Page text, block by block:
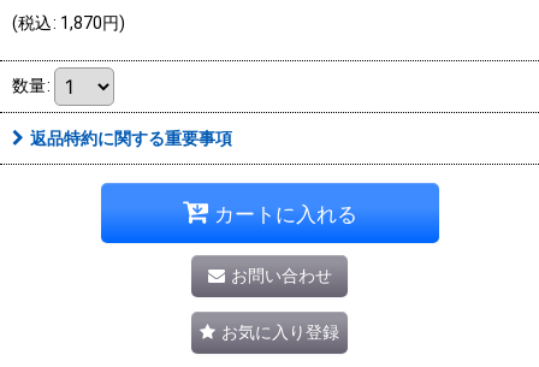
(税込: 1,870円)
数量:
返品特約に関する重要事項
カートに入れる
お問い合わせ
お気に入り登録